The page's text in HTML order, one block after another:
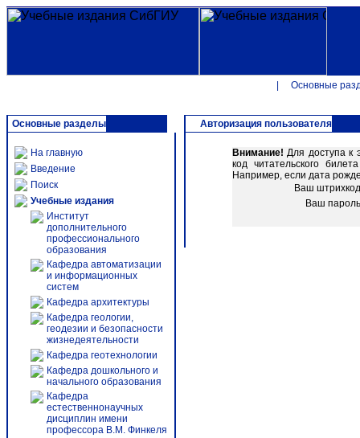
Основные
Основные разделы
На главную
Введение
Поиск
Учебные издания
Институт
дополнительного
профессионального
образования
Кафедра автоматизации
и информационных
систем
Кафедра архитектуры
Кафедра геологии,
геодезии и безопасности
жизнедеятельности
Кафедра геотехнологии
Кафедра дошкольного и
начального образования
Кафедра
естественнонаучных
дисциплин имени
профессора В.М. Финкеля
Авторизация пользователя
Внимание! Для доступа к
код читательского
Например, если дата
Ваш
Ваш